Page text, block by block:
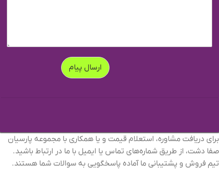
ارسال پیام
برای دریافت مشاوره، استعلام قیمت و یا همکاری با مجموعه پارسیان
صفا دشت، از طریق شماره‌های تماس یا ایمیل با ما در ارتباط باشید.
تیم فروش و پشتیبانی ما آماده پاسخگویی به سوالات شما هستند.